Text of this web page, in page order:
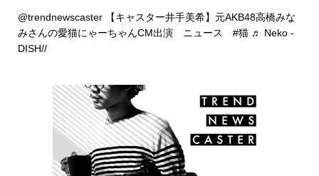
@trendnewscaster【キャスター井手美希】元AKB48高橋みな
みさんの愛猫にゃーちゃんCM出演 ニュース #猫 ♬ Neko -
DISH//